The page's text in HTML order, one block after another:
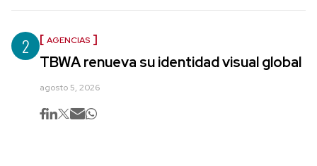
2 AGENCIAS
TBWA renueva su identidad visual global
agosto 5, 2026